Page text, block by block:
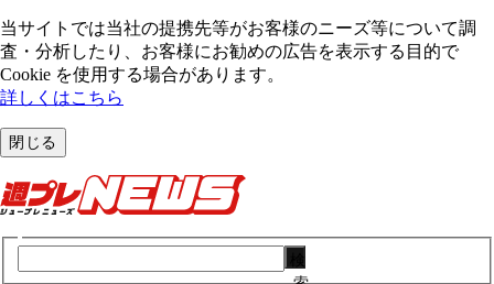
当サイトでは当社の提携先等がお客様のニーズ等について調
査・分析したり、お客様にお勧めの広告を表⽰する⽬的で
Cookie を使⽤する場合があります。
詳しくはこちら
閉じる